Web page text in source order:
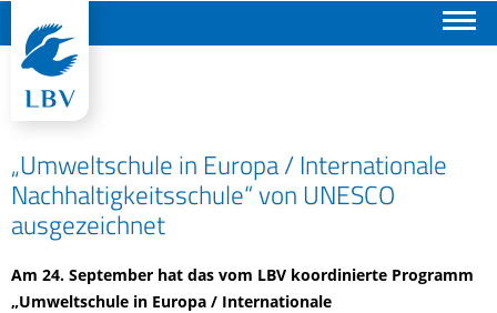
„Umweltschule in Europa / Internationale
Nachhaltigkeitsschule“ von UNESCO
ausgezeichnet
Am 24. September hat das vom LBV koordinierte Programm
„Umweltschule in Europa / Internationale